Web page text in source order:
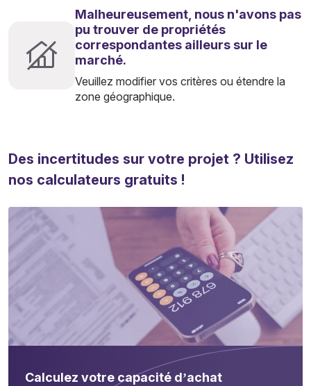
Malheureusement, nous n'avons pas
pu trouver de propriétés
correspondantes ailleurs sur le
marché.
Veuillez modifier vos critères ou étendre la
zone géographique.
Des incertitudes sur votre projet ? Utilisez
nos calculateurs gratuits !
Calculez votre capacité d’achat